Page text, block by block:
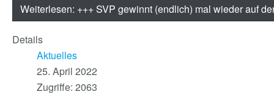
Weiterlesen: +++ SVP gewinnt (endlich) mal wieder auf
Details
Aktuelles
25. April 2022
Zugriffe: 2063